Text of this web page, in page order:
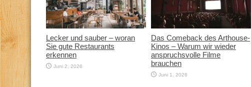
Lecker und sauber – woran
Sie gute Restaurants
erkennen
Juni 2, 2026
Das Comeback des Arthouse-
Kinos – Warum wir wieder
anspruchsvolle Filme
brauchen
Juni 1, 2026